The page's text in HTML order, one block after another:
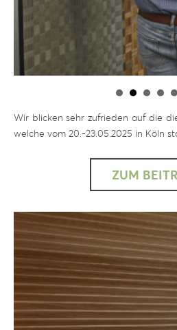
Wir blicken sehr zufrieden auf die
welche vom 20.-23.05.2025 in Köln
ZUM